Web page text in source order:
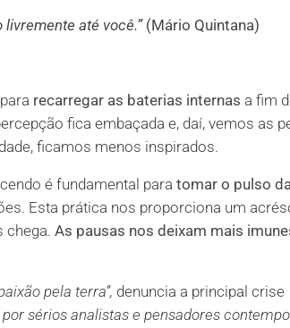
até você.” (Mário Quintana)
recarregar as baterias internas a fim
fica embaçada e, daí, vemos as
ficamos menos inspirados.
é fundamental para tomar o pulso
Esta prática nos proporciona um
chega. As pausas nos deixam mais
pela terra”, denuncia a principal crise
sérios analistas e pensadores